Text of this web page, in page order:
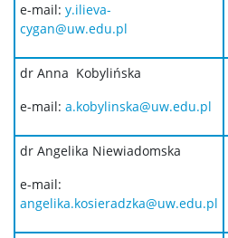
e-mail: y.ilieva-
cygan@uw.edu.pl
dr Anna Kobylińska
e-mail: a.kobylinska@uw.edu.pl
dr Angelika Niewiadomska
e-mail:
angelika.kosieradzka@uw.edu.pl